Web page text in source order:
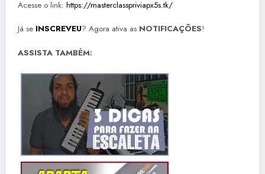
Acesse o link: https://masterclasspriviapx5s.tk/
Já se INSCREVEU? Agora ativa as NOTIFICAÇÕES!
ASSISTA TAMBÉM: